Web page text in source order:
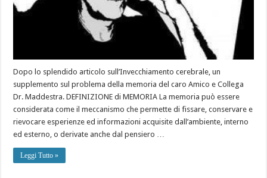
Dopo lo splendido articolo sull’Invecchiamento cerebrale, un
supplemento sul problema della memoria del caro Amico e Collega
Dr. Maddestra. DEFINIZIONE di MEMORIA La memoria può essere
considerata come il meccanismo che permette di fissare, conservare e
rievocare esperienze ed informazioni acquisite dall’ambiente, interno
ed esterno, o derivate anche dal pensiero …
Leggi Tutto »